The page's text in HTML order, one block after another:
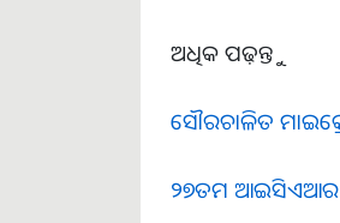
ଅଧିକ ପଢ଼ନ୍ତୁ
ସୌରଚାଳିତ
୨୭ତମ